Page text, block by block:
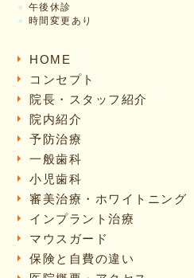
● 午後休診
● 時間変更あり
HOME
コンセプト
院長・スタッフ紹介
院内紹介
予防治療
一般歯科
小児歯科
審美治療・ホワイトニング
インプラント治療
マウスガード
保険と自費の違い